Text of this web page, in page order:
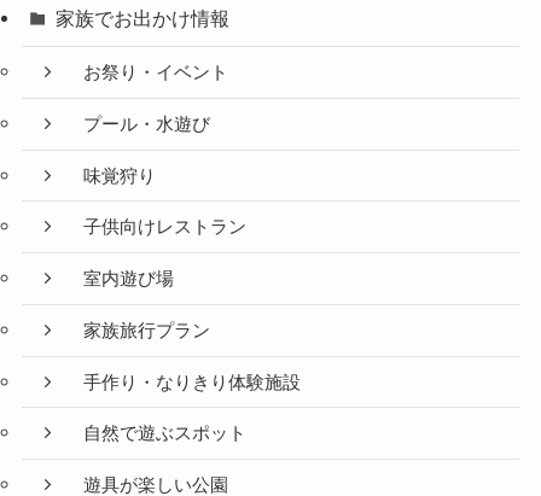
家族でお出かけ情報
お祭り・イベント
プール・水遊び
味覚狩り
子供向けレストラン
室内遊び場
家族旅行プラン
手作り・なりきり体験施設
自然で遊ぶスポット
遊具が楽しい公園